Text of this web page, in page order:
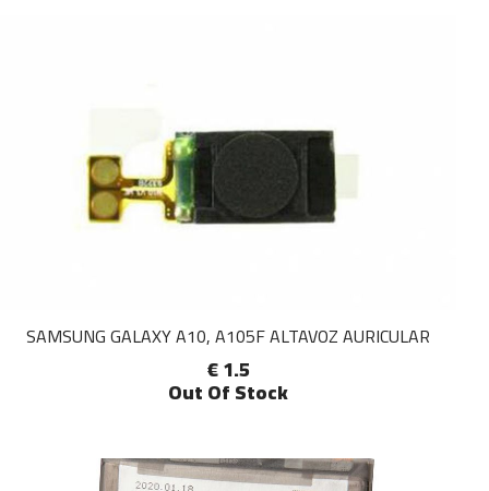
SAMSUNG GALAXY A10, A105F ALTAVOZ AURICULAR
€ 1.5
Out Of Stock